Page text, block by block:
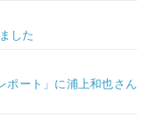
した
ポート」に浦上和也さん